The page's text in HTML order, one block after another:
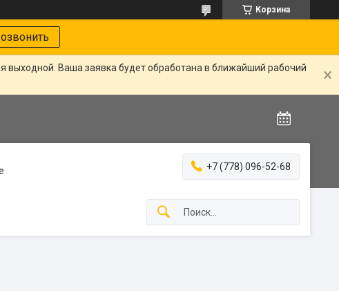
Корзина
выходной. Ваша заявка будет обработана в ближайший рабочий
+7 (778) 096-52-68